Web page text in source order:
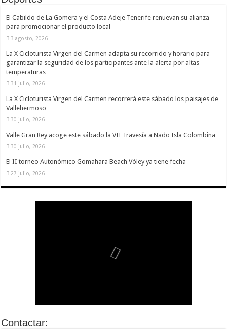
El Cabildo de La Gomera y el Costa Adeje Tenerife renuevan su alianza
para promocionar el producto local
3 agosto, 2026
La X Cicloturista Virgen del Carmen adapta su recorrido y horario para
garantizar la seguridad de los participantes ante la alerta por altas
temperaturas
31 julio, 2026
La X Cicloturista Virgen del Carmen recorrerá este sábado los paisajes de
Vallehermoso
30 julio, 2026
Valle Gran Rey acoge este sábado la VII Travesía a Nado Isla Colombina
30 julio, 2026
El II torneo Autonómico Gomahara Beach Vóley ya tiene fecha
27 julio, 2026
Contactar:
funcione lo
mejor posible
durante tu
visita. Si
rechaza estas
cookies,
algunas
funcionalidades
desaparecerán
de la web.
Al compartir tus
comportamiento
mientras visitas
aumentas la
ver contenido y